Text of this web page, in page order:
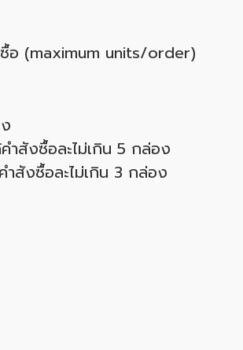
อ (maximum units/order)
สังซื้อละไม่เกิน 5 กล่อง
สังซื้อละไม่เกิน 3 กล่อง